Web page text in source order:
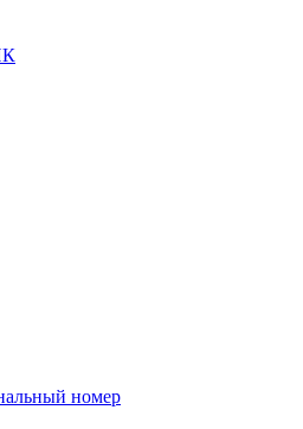
номер